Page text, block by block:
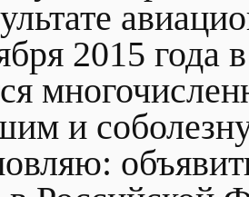
2015 года
и